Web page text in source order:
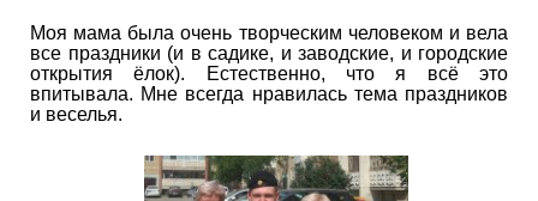
Моя мама была очень творческим человеком и вела
все праздники (и в садике, и заводские, и городские
открытия ёлок). Естественно, что я всё это
впитывала. Мне всегда нравилась тема праздников
и веселья.